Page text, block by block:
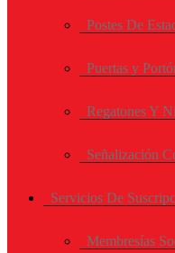
Postes De
Puertas y
Regatones Y
Señalización
Servicios De
Membresías